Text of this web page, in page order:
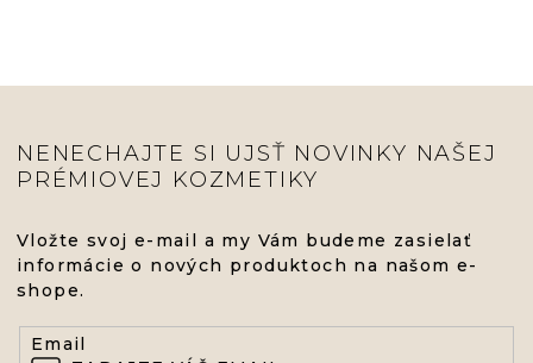
NENECHAJTE SI UJSŤ NOVINKY NAŠEJ
PRÉMIOVEJ KOZMETIKY
Vložte svoj e-mail a my Vám budeme zasielať
informácie o nových produktoch na našom e-
shope.
Email